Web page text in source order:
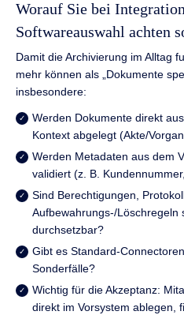
Worauf Sie bei
Softwareauswahl achten
Damit die Archivierung im Alltag
mehr können als „Dokumente
insbesondere:
Werden Dokumente direkt
Kontext abgelegt (Akte/
Werden Metadaten aus dem
validiert (z. B.
Sind Berechtigungen,
Aufbewahrungs-/Löschregeln
durchsetzbar?
Gibt es Standard-
Sonderfälle?
Wichtig für die Akzeptanz:
direkt im Vorsystem ablegen,